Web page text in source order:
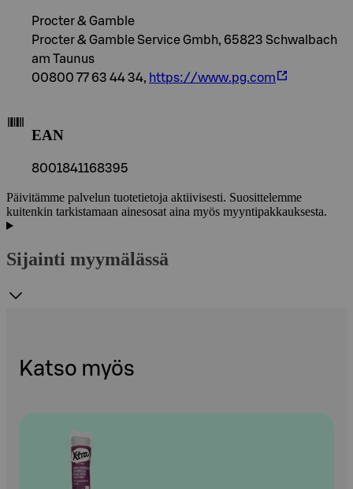
Procter & Gamble
Procter & Gamble Service Gmbh, 65823 Schwalbach
am Taunus
00800 77 63 44 34, https://www.pg.com
EAN
8001841168395
Päivitämme palvelun tuotetietoja aktiivisesti. Suosittelemme
kuitenkin tarkistamaan ainesosat aina myös myyntipakkauksesta.
Sijainti myymälässä
Katso myös